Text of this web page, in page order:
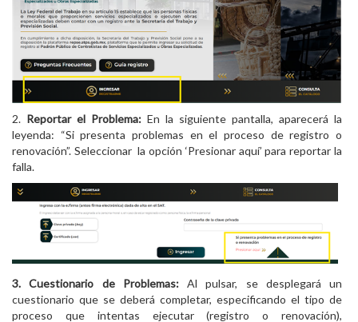
2. Reportar el Problema: En la siguiente pantalla, aparecerá la
leyenda: “Si presenta problemas en el proceso de registro o
renovación”. Seleccionar la opción ‘Presionar aquí’ para reportar la
falla.
3. Cuestionario de Problemas:Al pulsar, se desplegará un
cuestionario que se deberá completar, especificando el tipo de
proceso que intentas ejecutar (registro o renovación),